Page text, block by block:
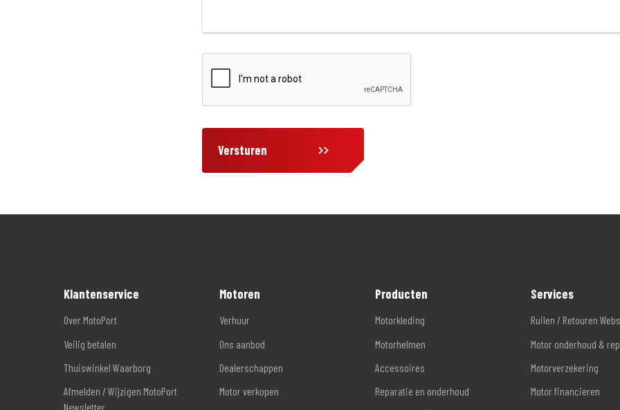
Versturen
Klantenservice
Over MotoPort
Veilig betalen
Thuiswinkel Waarborg
Afmelden / Wijzigen MotoPort
Newsletter
Motoren
Verhuur
Ons aanbod
Dealerschappen
Motor verkopen
Producten
Motorkleding
Motorhelmen
Accessoires
Reparatie en onderhoud
Services
Ruilen / Retouren
Motor onderhoud &
Motorverzekering
Motor financieren